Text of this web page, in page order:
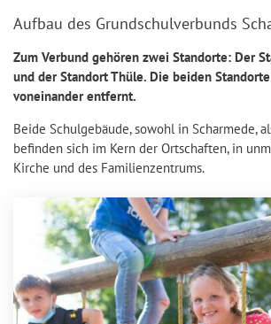
Aufbau des Grundschulverbunds
Zum Verbund gehören zwei Standorte: Der
und der Standort Thüle. Die beiden
voneinander entfernt.
Beide Schulgebäude, sowohl in Scharmede,
befinden sich im Kern der Ortschaften, in
Kirche und des Familienzentrums.